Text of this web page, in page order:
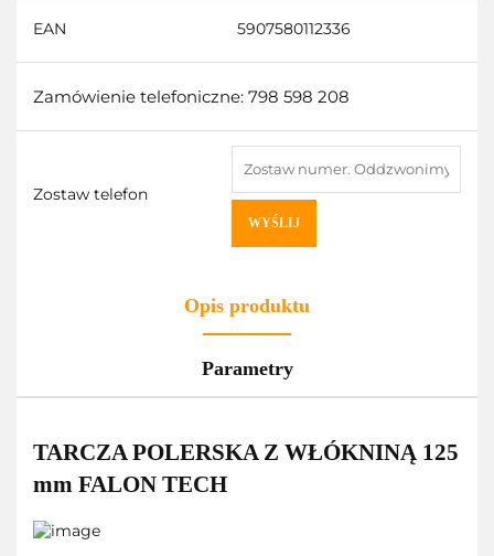
EAN 5907580112336
Zamówienie telefoniczne: 798 598 208
Zostaw telefon
WYŚLIJ
Opis produktu
Parametry
TARCZA POLERSKA Z WŁÓKNINĄ 125
mm FALON TECH